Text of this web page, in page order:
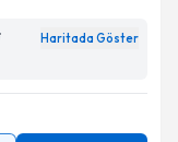
Haritada Göster